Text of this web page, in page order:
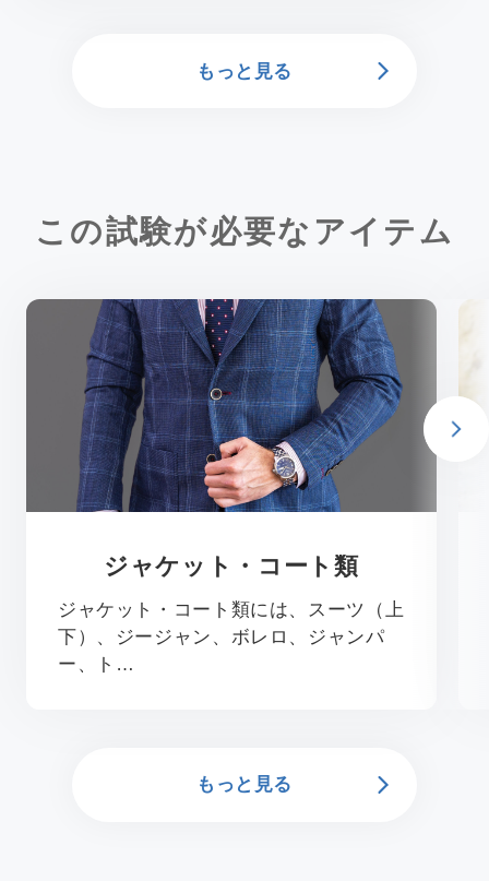
もっと見る
この試験が必要なアイテム
ジャケット・コート類
ジャケット・コート類には、スーツ（上
下）、ジージャン、ボレロ、ジャンパ
ー、ト…
もっと見る